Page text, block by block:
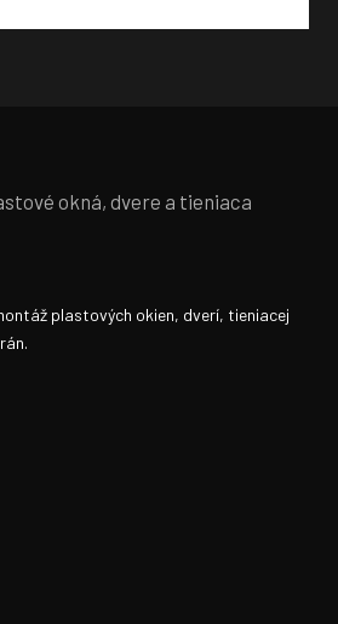
plastových okien, dverí, tieniacej